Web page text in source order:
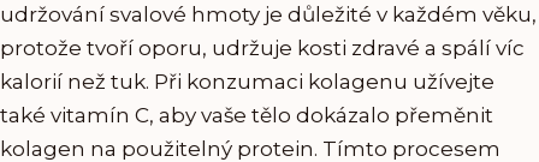
udržování svalové hmoty je důležité v každém věku,
protože tvoří oporu, udržuje kosti zdravé a spálí víc
kalorií než tuk. Při konzumaci kolagenu užívejte
také vitamín C, aby vaše tělo dokázalo přeměnit
kolagen na použitelný protein. Tímto procesem